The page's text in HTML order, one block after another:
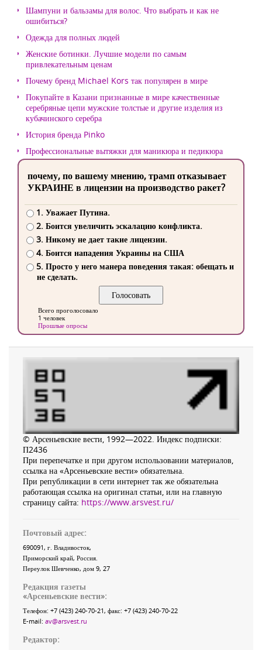
Шампуни и бальзамы для волос. Что выбрать и как не
ошибиться?
Одежда для полных людей
Женские ботинки. Лучшие модели по самым
привлекательным ценам
Почему бренд Michael Kors так популярен в мире
Покупайте в Казани признанные в мире качественные
серебряные цепи мужские толстые и другие изделия из
кубачинского серебра
История бренда Pinko
Профессиональные вытяжки для маникюра и педикюра
почему, по вашему мнению, трамп отказывает
УКРАИНЕ в лицензии на производство ракет?
1. Уважает Путина.
2. Боится увеличить эскалацию конфликта.
3. Никому не дает такие лицензии.
4. Боится нападения Украины на США
5. Просто у него манера поведения такая: обещать и
не сделать.
Всего проголосовало
1 человек
Прошлые опросы
© Арсеньевские вести, 1992—2022. Индекс подписки:
П2436
При перепечатке и при другом использовании материалов,
ссылка на «Арсеньевские вести» обязательна.
При републикации в сети интернет так же обязательна
работающая ссылка на оригинал статьи, или на главную
страницу сайта: https://www.arsvest.ru/
Почтовый адрес:
690091, г. Владивосток,
Приморский край, Россия
Переулок Шевченко, дом 9, 27
Редакция газеты
«Арсеньевские вести»:
Телефон: +7 (423) 240-70-21, факс: +7 (423) 240-70-22
E-mail: av@arsvest.ru
Редактор: